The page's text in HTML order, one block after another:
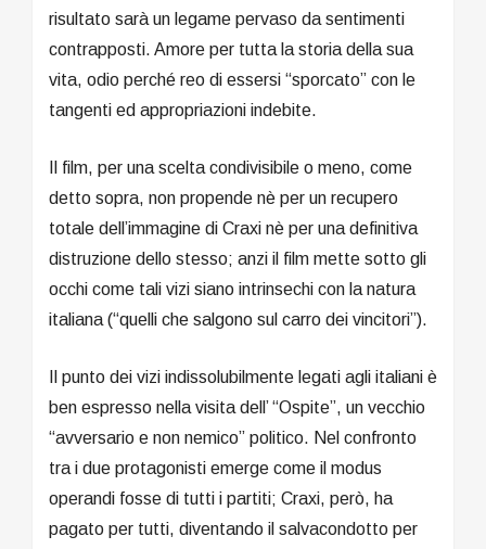
risultato sarà un legame pervaso da sentimenti
contrapposti. Amore per tutta la storia della sua
vita, odio perché reo di essersi “sporcato” con le
tangenti ed appropriazioni indebite.
Il film, per una scelta condivisibile o meno, come
detto sopra, non propende nè per un recupero
totale dell’immagine di Craxi nè per una definitiva
distruzione dello stesso; anzi il film mette sotto gli
occhi come tali vizi siano intrinsechi con la natura
italiana (“quelli che salgono sul carro dei vincitori”).
Il punto dei vizi indissolubilmente legati agli italiani è
ben espresso nella visita dell’ “Ospite”, un vecchio
“avversario e non nemico” politico. Nel confronto
tra i due protagonisti emerge come il modus
operandi fosse di tutti i partiti; Craxi, però, ha
pagato per tutti, diventando il salvacondotto per